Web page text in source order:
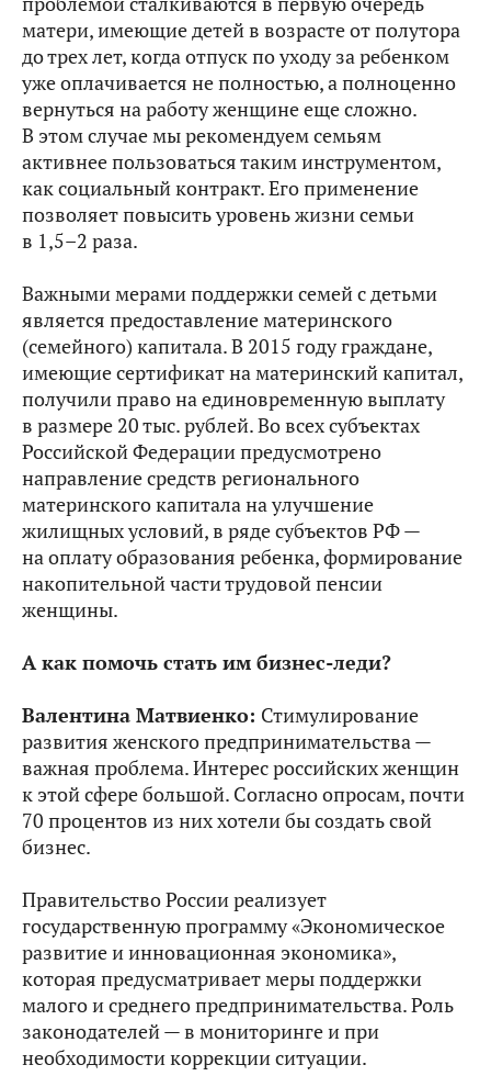
матери, имеющие детей в возрасте от полутора
до трех лет, когда отпуск по уходу за ребенком
уже оплачивается не полностью, а полноценно
вернуться на работу женщине еще сложно.
В этом случае мы рекомендуем семьям
активнее пользоваться таким инструментом,
как социальный контракт. Его применение
позволяет повысить уровень жизни семьи
в 1,5–2 раза.
Важными мерами поддержки семей с детьми
является предоставление материнского
(семейного) капитала. В 2015 году граждане,
имеющие сертификат на материнский капитал,
получили право на единовременную выплату
в размере 20 тыс. рублей. Во всех субъектах
Российской Федерации предусмотрено
направление средств регионального
материнского капитала на улучшение
жилищных условий, в ряде субъектов РФ —
на оплату образования ребенка, формирование
накопительной части трудовой пенсии
женщины.
А как помочь стать им бизнес-леди?
Валентина Матвиенко: Стимулирование
развития женского предпринимательства —
важная проблема. Интерес российских женщин
к этой сфере большой. Согласно опросам, почти
70 процентов из них хотели бы создать свой
бизнес.
Правительство России реализует
государственную программу «Экономическое
развитие и инновационная экономика»,
которая предусматривает меры поддержки
малого и среднего предпринимательства. Роль
законодателей — в мониторинге и при
необходимости коррекции ситуации.